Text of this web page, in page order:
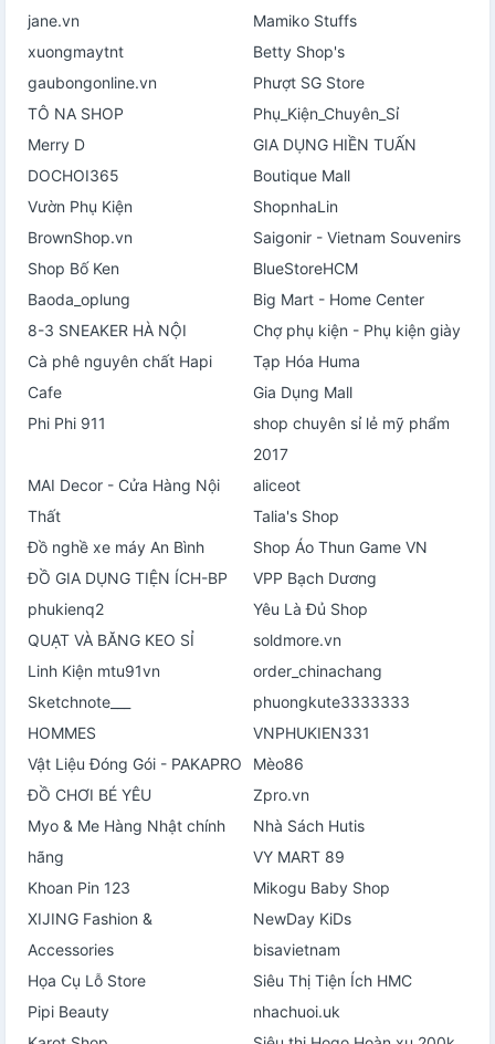
jane.vn
Mamiko Stuffs
xuongmaytnt
Betty Shop's
gaubongonline.vn
Phượt SG Store
TÔ NA SHOP
Phụ_Kiện_Chuyên_Sỉ
Merry D
GIA DỤNG HIỀN TUẤN
DOCHOI365
Boutique Mall
Vườn Phụ Kiện
ShopnhaLin
BrownShop.vn
Saigonir - Vietnam Souvenirs
Shop Bố Ken
BlueStoreHCM
Baoda_oplung
Big Mart - Home Center
8-3 SNEAKER HÀ NỘI
Chợ phụ kiện - Phụ kiện giày
Cà phê nguyên chất Hapi
Cafe
Tạp Hóa Huma
Gia Dụng Mall
Phi Phi 911
shop chuyên sỉ lẻ mỹ phẩm
2017
MAI Decor - Cửa Hàng Nội
Thất
aliceot
Talia's Shop
Đồ nghề xe máy An Bình
Shop Áo Thun Game VN
ĐỒ GIA DỤNG TIỆN ÍCH-BP
VPP Bạch Dương
phukienq2
Yêu Là Đủ Shop
QUẠT VÀ BĂNG KEO SỈ
soldmore.vn
Linh Kiện mtu91vn
order_chinachang
Sketchnote___
phuongkute3333333
HOMMES
VNPHUKIEN331
Vật Liệu Đóng Gói - PAKAPRO
Mèo86
ĐỒ CHƠI BÉ YÊU
Zpro.vn
Myo & Me Hàng Nhật chính
hãng
Nhà Sách Hutis
VY MART 89
Khoan Pin 123
Mikogu Baby Shop
XIJING Fashion &
Accessories
NewDay KiDs
bisavietnam
Họa Cụ Lỗ Store
Siêu Thị Tiện Ích HMC
Pipi Beauty
nhachuoi.uk